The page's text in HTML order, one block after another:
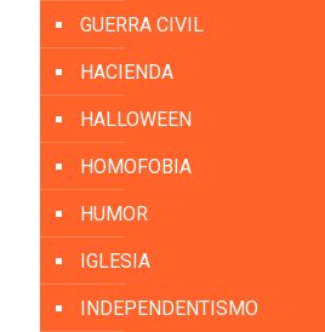
GUERRA CIVIL
HACIENDA
HALLOWEEN
HOMOFOBIA
HUMOR
IGLESIA
INDEPENDENTISMO